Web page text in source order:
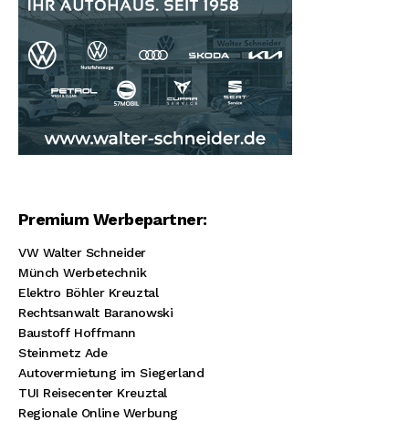
Premium Werbepartner:
VW Walter Schneider
Münch Werbetechnik
Elektro Böhler Kreuztal
Rechtsanwalt Baranowski
Baustoff Hoffmann
Steinmetz Ade
Autovermietung im Siegerland
TUI Reisecenter Kreuztal
Regionale Online Werbung